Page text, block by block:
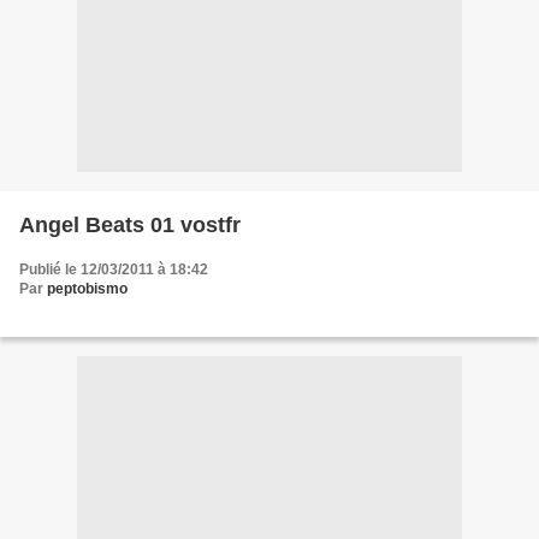
Angel Beats 01 vostfr
Publié le 12/03/2011 à 18:42
Par peptobismo